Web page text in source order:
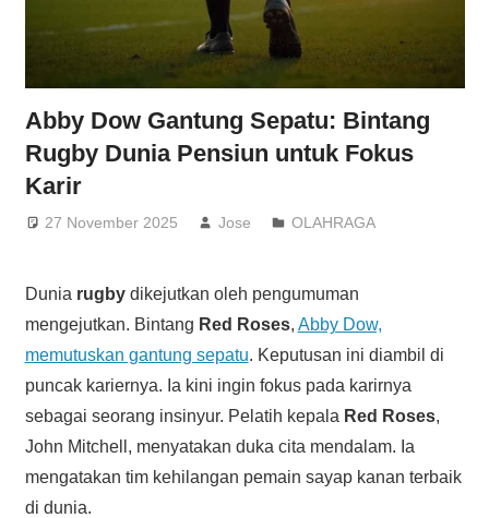
Abby Dow Gantung Sepatu: Bintang
Rugby Dunia Pensiun untuk Fokus
Karir
27 November 2025 Jose OLAHRAGA
Dunia rugbydikejutkan oleh pengumuman
mengejutkan. Bintang Red Roses, Abby Dow,
memutuskan gantung sepatu. Keputusan ini diambil di
puncak kariernya. Ia kini ingin fokus pada karirnya
sebagai seorang insinyur. Pelatih kepala Red Roses,
John Mitchell, menyatakan duka cita mendalam. Ia
mengatakan tim kehilangan pemain sayap kanan terbaik
di dunia.